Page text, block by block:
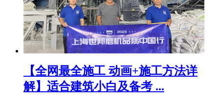
【全网最全施工 动画+施工方法详
解】适合建筑小白及备考 ...